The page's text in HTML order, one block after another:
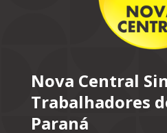
Nova Central
Trabalhadores
Paraná